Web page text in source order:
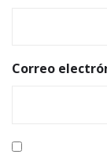
Correo